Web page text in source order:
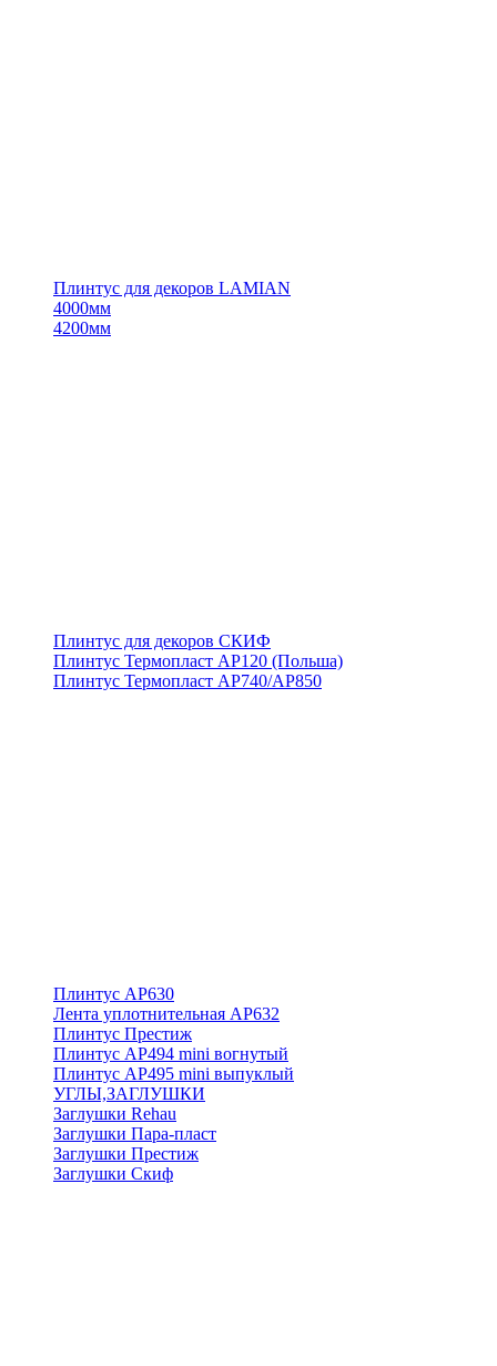
Плинтус для декоров LAMIAN
4000мм
4200мм
Плинтус для декоров СКИФ
Плинтус Термопласт АР120 (Польша)
Плинтус Термопласт АР740/АР850
Плинтус АР630
Лента уплотнительная АР632
Плинтус Престиж
Плинтус АР494 mini вогнутый
Плинтус АР495 mini выпуклый
УГЛЫ,ЗАГЛУШКИ
Заглушки Rehau
Заглушки Пара-пласт
Заглушки Престиж
Заглушки Скиф